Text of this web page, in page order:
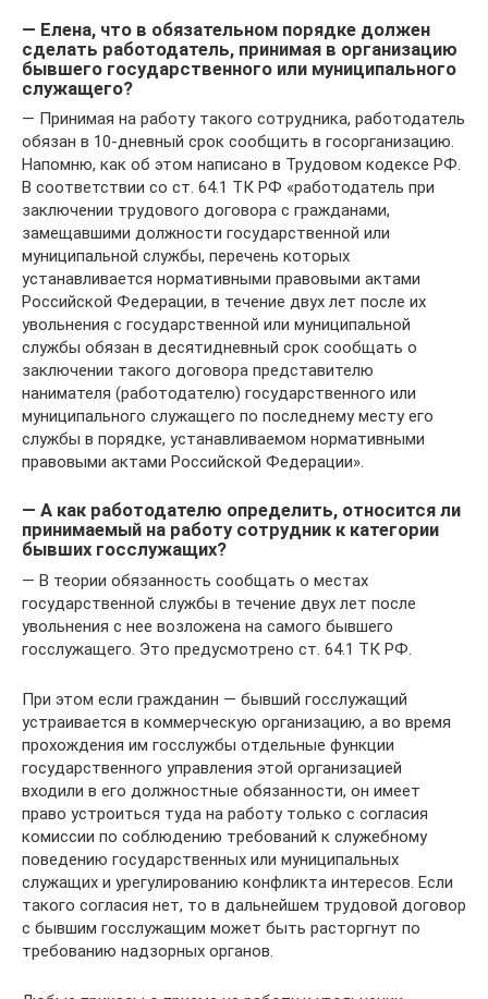
— Елена, что в обязательном порядке должен
сделать работодатель, принимая в организацию
бывшего государственного или муниципального
служащего?
— Принимая на работу такого сотрудника, работодатель
обязан в 10-дневный срок сообщить в госорганизацию.
Напомню, как об этом написано в Трудовом кодексе РФ.
В соответствии со ст. 64.1 ТК РФ «работодатель при
заключении трудового договора с гражданами,
замещавшими должности государственной или
муниципальной службы, перечень которых
устанавливается нормативными правовыми актами
Российской Федерации, в течение двух лет после их
увольнения с государственной или муниципальной
службы обязан в десятидневный срок сообщать о
заключении такого договора представителю
нанимателя (работодателю) государственного или
муниципального служащего по последнему месту его
службы в порядке, устанавливаемом нормативными
правовыми актами Российской Федерации».
— А как работодателю определить, относится ли
принимаемый на работу сотрудник к категории
бывших госслужащих?
— В теории обязанность сообщать о местах
государственной службы в течение двух лет после
увольнения с нее возложена на самого бывшего
госслужащего. Это предусмотрено ст. 64.1 ТК РФ.
При этом если гражданин — бывший госслужащий
устраивается в коммерческую организацию, а во время
прохождения им госслужбы отдельные функции
государственного управления этой организацией
входили в его должностные обязанности, он имеет
право устроиться туда на работу только с согласия
комиссии по соблюдению требований к служебному
поведению государственных или муниципальных
служащих и урегулированию конфликта интересов. Если
такого согласия нет, то в дальнейшем трудовой договор
с бывшим госслужащим может быть расторгнут по
требованию надзорных органов.